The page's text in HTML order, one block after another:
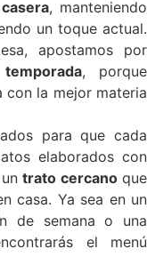
, manteniendo
un toque actual.
apostamos por
, porque
con la mejor materia
para que cada
elaborados con
trato cercanoque
casa. Ya sea en un
de semana o una
el menú